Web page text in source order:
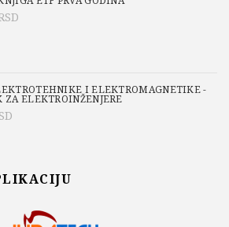
I ELEKTROMAGNETIKE -
ZA ELEKTROINŽENJERE